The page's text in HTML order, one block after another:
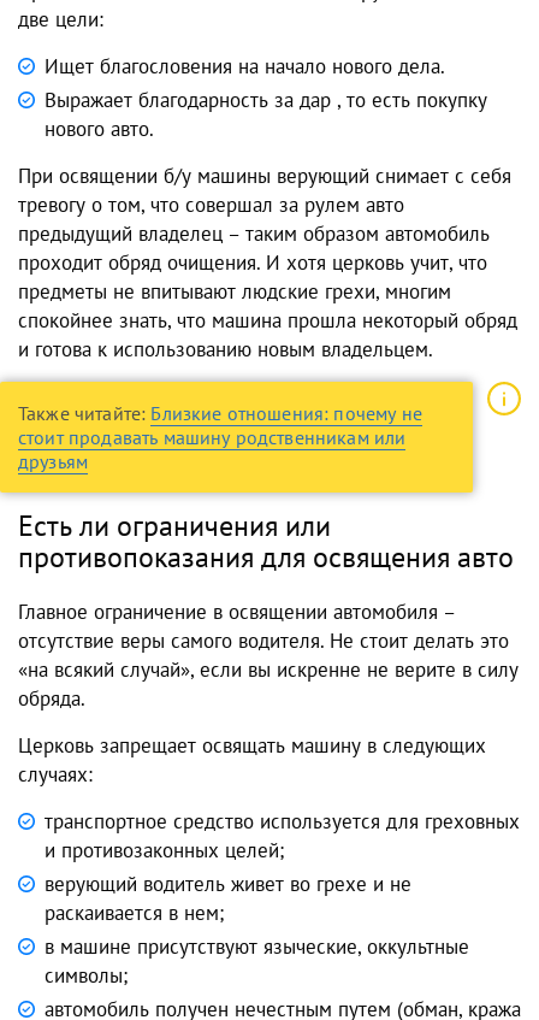
две цели:
Ищет благословения на начало нового дела.
Выражает благодарность за дар , то есть покупку
нового авто.
При освящении б/у машины верующий снимает с себя
тревогу о том, что совершал за рулем авто
предыдущий владелец – таким образом автомобиль
проходит обряд очищения. И хотя церковь учит, что
предметы не впитывают людские грехи, многим
спокойнее знать, что машина прошла некоторый обряд
и готова к использованию новым владельцем.
Также читайте: Близкие отношения: почему не
стоит продавать машину родственникам или
друзьям
Есть ли ограничения или
противопоказания для освящения авто
Главное ограничение в освящении автомобиля –
отсутствие веры самого водителя. Не стоит делать это
«на всякий случай», если вы искренне не верите в силу
обряда.
Церковь запрещает освящать машину в следующих
случаях:
транспортное средство используется для греховных
и противозаконных целей;
верующий водитель живет во грехе и не
раскаивается в нем;
в машине присутствуют языческие, оккультные
символы;
автомобиль получен нечестным путем (обман, кража